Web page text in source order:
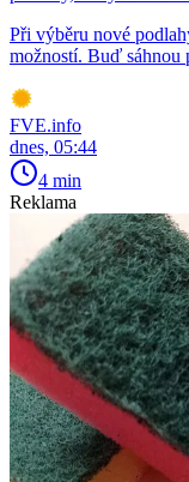
Při výběru nové
možností. Buď sáhnou
FVE.info
dnes, 05:44
4 min
Reklama